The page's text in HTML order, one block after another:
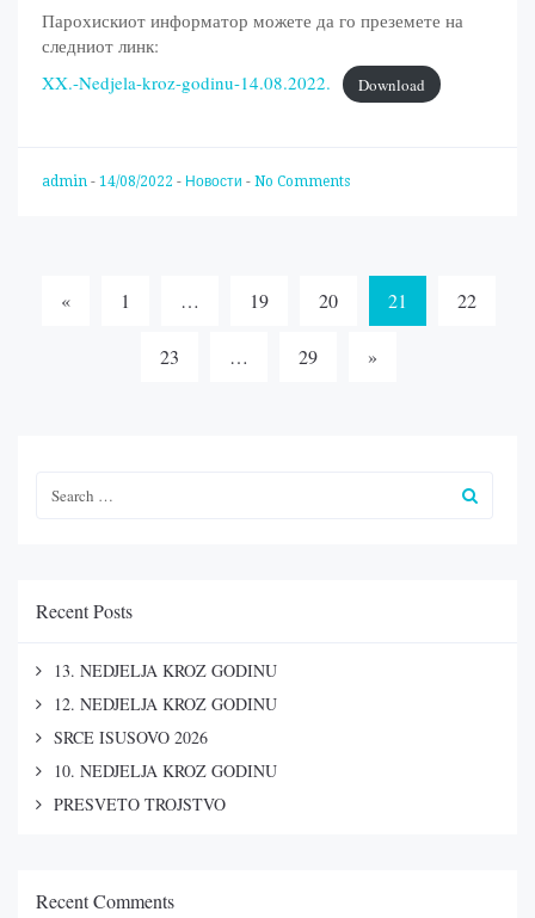
Парохискиот информатор можете да го преземете на
следниот линк:
XX.-Nedjela-kroz-godinu-14.08.2022.
Download
admin - 14/08/2022 - Новости - No Comments
Posts
navigation
« 1 … 19 20 21 22
23 … 29 »
Recent Posts
13. NEDJELJA KROZ GODINU
12. NEDJELJA KROZ GODINU
SRCE ISUSOVO 2026
10. NEDJELJA KROZ GODINU
PRESVETO TROJSTVO
Recent Comments